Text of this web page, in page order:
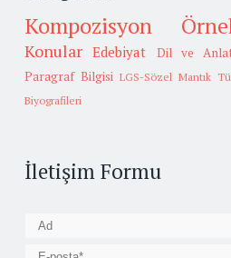
Kompozisyon
Konular Edebiyat Dil ve
Paragraf Bilgisi LGS-Sözel Mantık
Biyografileri
İletişim Formu